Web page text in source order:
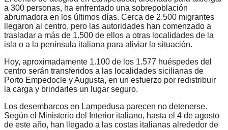
a 300 personas, ha enfrentado una sobrepoblación
abrumadora en los últimos días. Cerca de 2.500 migrantes
llegaron al centro, pero las autoridades han comenzado a
trasladar a más de 1.500 de ellos a otras localidades de la
isla o a la península italiana para aliviar la situación.
Hoy, aproximadamente 1.100 de los 1.577 huéspedes del
centro serán transferidos a las localidades sicilianas de
Porto Empedocle y Augusta, en un esfuerzo por redistribuir
la carga y brindarles un lugar seguro.
Los desembarcos en Lampedusa parecen no detenerse.
Según el Ministerio del Interior italiano, hasta el 4 de agosto
de este año, han llegado a las costas italianas alrededor de